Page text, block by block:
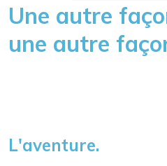
Une autre
une autre
L'aventure.